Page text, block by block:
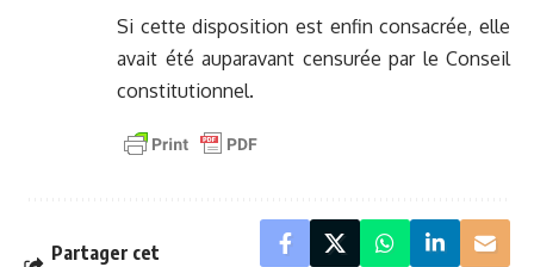
Si cette disposition est enfin consacrée, elle
avait été auparavant censurée par le Conseil
constitutionnel.
Partager cet